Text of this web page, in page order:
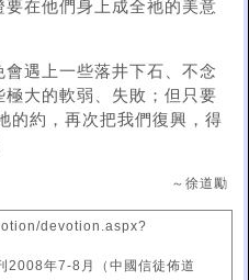
在他們身上成全祂的美意
遇上一些落井下石、不念
大的軟弱、失敗；但只要
的約，再次把我們復興，得
～徐道勵
devotion.aspx?
2008年7-8月（中國信徒佈道